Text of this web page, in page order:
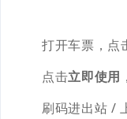
打开车票，点
点击立即使用
刷码进出站 /